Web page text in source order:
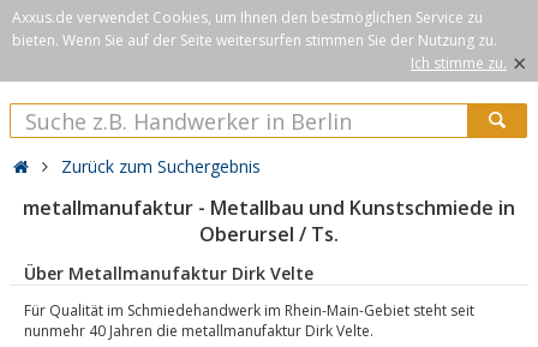
Axxus.de verwendet Cookies, um Ihnen den bestmöglichen Service zu
bieten. Wenn Sie auf der Seite weitersurfen stimmen Sie der Nutzung zu.
Ich stimme zu. ×
Zurück zum Suchergebnis
metallmanufaktur - Metallbau und Kunstschmiede in
Oberursel / Ts.
Über Metallmanufaktur Dirk Velte
Für Qualität im Schmiedehandwerk im Rhein-Main-Gebiet steht seit
nunmehr 40 Jahren die metallmanufaktur Dirk Velte.